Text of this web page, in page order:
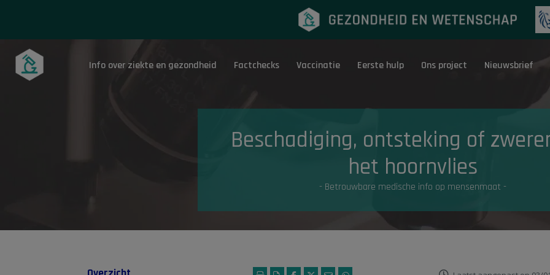
Onderwerpen Eerste hulp
Info over ziekte en gezondheid Factchecks Vaccinatie Eerste hulp Ons project Nieuwsbrief
Beschadiging, ontsteking of
het hoornvlies
- Betrouwbare medische info op mensenmaat -